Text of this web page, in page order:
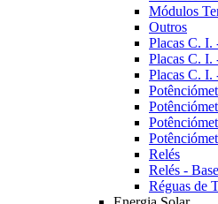
Módulos
Outros
Placas C. I.
Placas C. I.
Placas C. I.
Relés
Relés -
Réguas de